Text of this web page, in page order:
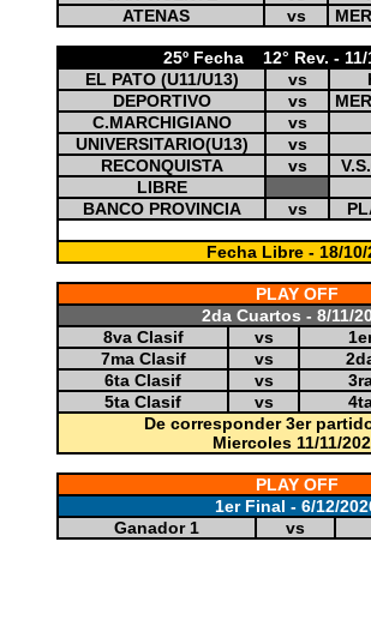
ATENAS
vs
25º Fecha 12° Rev. - 11/
EL PATO (U11/U13)
vs
DEPORTIVO
vs
C.MARCHIGIANO
vs
UNIVERSITARIO(U13)
vs
RECONQUISTA
vs
LIBRE
BANCO PROVINCIA
vs
Fecha Libre - 18/10/
PLAY OFF
2da Cuartos - 8/11/
8va Clasif
vs
7ma Clasif
vs
6ta Clasif
vs
5ta Clasif
vs
De corresponder 3er
Miercoles 11/11/
PLAY OFF
1er Final - 6/12/
Ganador 1
vs